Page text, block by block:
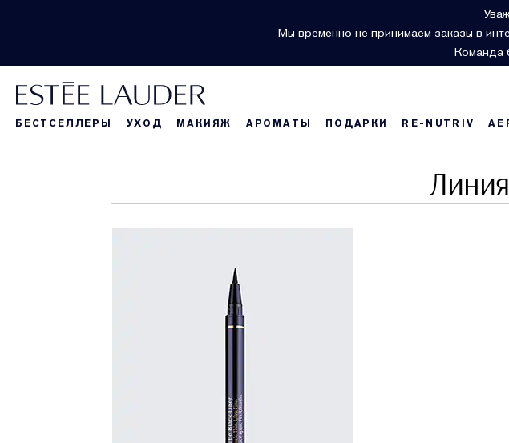
Мы временно не принимаем заказы в
Команда
БЕСТСЕЛЛЕРЫ УХОД МАКИЯЖ АРОМАТЫ ПОДАРКИ RE-NUTRIV